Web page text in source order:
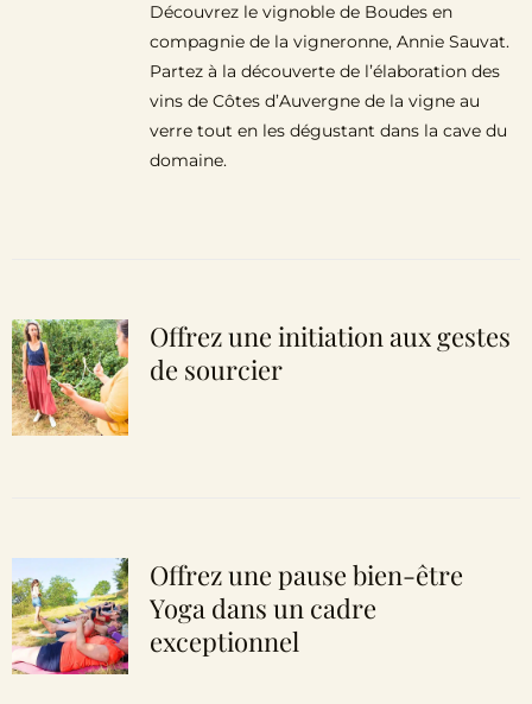
Découvrez le vignoble de Boudes en
compagnie de la vigneronne, Annie Sauvat.
Partez à la découverte de l’élaboration des
vins de Côtes d’Auvergne de la vigne au
verre tout en les dégustant dans la cave du
domaine.
Offrez une initiation aux gestes
de sourcier
Offrez une pause bien-être
Yoga dans un cadre
exceptionnel